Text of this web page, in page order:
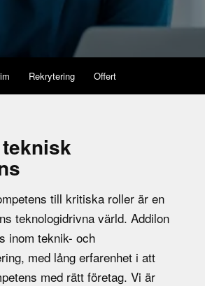
Rekrytering Offert
till kritiska roller är en
teknologidrivna värld. Addilon
inom teknik- och
med lång erfarenhet i att
med rätt företag. Vi är